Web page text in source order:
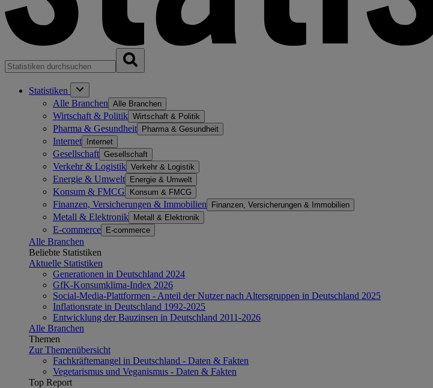
Statistiken
Alle Branchen Alle Branchen
Wirtschaft & Politik Wirtschaft & Politik
Pharma & Gesundheit Pharma & Gesundheit
Internet Internet
Gesellschaft Gesellschaft
Verkehr & Logistik Verkehr & Logistik
Energie & Umwelt Energie & Umwelt
Konsum & FMCG Konsum & FMCG
Finanzen, Versicherungen & Immobilien Finanzen, Versicherungen & Immobilien
Metall & Elektronik Metall & Elektronik
E-commerce E-commerce
Alle Branchen
Beliebte Statistiken
Aktuelle Statistiken
Generationen in Deutschland 2024
GfK-Konsumklima-Index 2026
Social-Media-Plattformen - Anteil der Nutzer nach Altersgruppen in Deutschland 2025
Inflationsrate in Deutschland 1992-2025
Entwicklung der Bauzinsen in Deutschland 2011-2026
Alle Branchen
Themen
Zur Themenübersicht
Fachkräftemangel in Deutschland - Daten & Fakten
Vegetarismus und Veganismus - Daten & Fakten
Top Report